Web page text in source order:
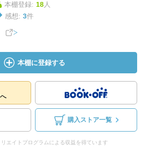
本棚登録: 18人
感想: 3件
本棚に登録する
購入ストア一覧
エイトプログラムによる収益を得ています